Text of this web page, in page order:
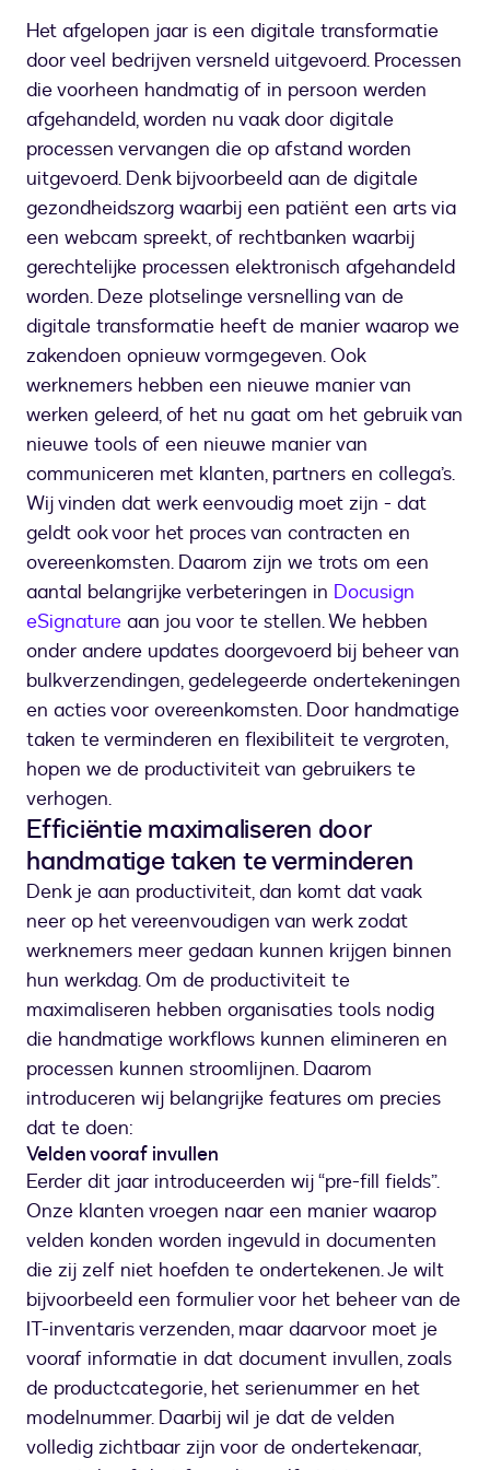
Het afgelopen jaar is een digitale transformatie
door veel bedrijven versneld uitgevoerd. Processen
die voorheen handmatig of in persoon werden
afgehandeld, worden nu vaak door digitale
processen vervangen die op afstand worden
uitgevoerd. Denk bijvoorbeeld aan de digitale
gezondheidszorg waarbij een patiënt een arts via
een webcam spreekt, of rechtbanken waarbij
gerechtelijke processen elektronisch afgehandeld
worden. Deze plotselinge versnelling van de
digitale transformatie heeft de manier waarop we
zakendoen opnieuw vormgegeven. Ook
werknemers hebben een nieuwe manier van
werken geleerd, of het nu gaat om het gebruik van
nieuwe tools of een nieuwe manier van
communiceren met klanten, partners en collega’s.
Wij vinden dat werk eenvoudig moet zijn - dat
geldt ook voor het proces van contracten en
overeenkomsten. Daarom zijn we trots om een
aantal belangrijke verbeteringen in Docusign
eSignature aan jou voor te stellen. We hebben
onder andere updates doorgevoerd bij beheer van
bulkverzendingen, gedelegeerde ondertekeningen
en acties voor overeenkomsten. Door handmatige
taken te verminderen en flexibiliteit te vergroten,
hopen we de productiviteit van gebruikers te
verhogen.
Efficiëntie maximaliseren door
handmatige taken te verminderen
Denk je aan productiviteit, dan komt dat vaak
neer op het vereenvoudigen van werk zodat
werknemers meer gedaan kunnen krijgen binnen
hun werkdag. Om de productiviteit te
maximaliseren hebben organisaties tools nodig
die handmatige workflows kunnen elimineren en
processen kunnen stroomlijnen. Daarom
introduceren wij belangrijke features om precies
dat te doen:
Velden vooraf invullen
Eerder dit jaar introduceerden wij “pre-fill fields”.
Onze klanten vroegen naar een manier waarop
velden konden worden ingevuld in documenten
die zij zelf niet hoefden te ondertekenen. Je wilt
bijvoorbeeld een formulier voor het beheer van de
IT-inventaris verzenden, maar daarvoor moet je
vooraf informatie in dat document invullen, zoals
de productcategorie, het serienummer en het
modelnummer. Daarbij wil je dat de velden
volledig zichtbaar zijn voor de ondertekenaar,